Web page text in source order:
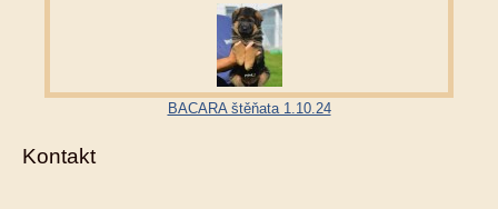
BACARA štěňata 1.10.24
Kontakt